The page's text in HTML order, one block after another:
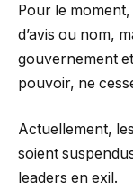
Pour le moment,
d’avis ou nom,
gouvernement
pouvoir, ne
Actuellement,
soient
leaders en exil.